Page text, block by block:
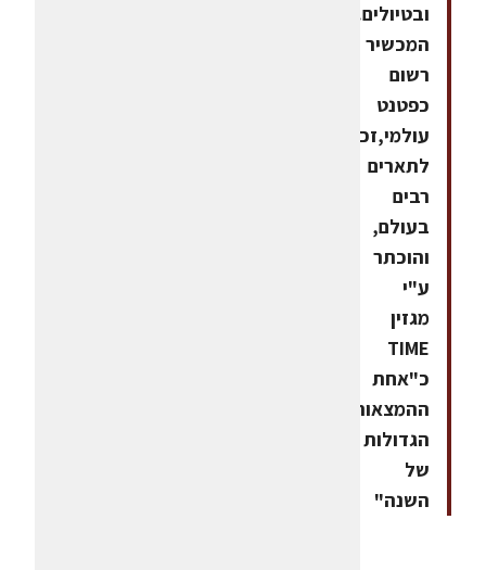
ובטיולים.
המכשיר
רשום
כפטנט
עולמי,זכה
לתארים
רבים
בעולם,
והוכתר
ע"י
מגזין
TIME
כ"אחת
ההמצאות
הגדולות
של
השנה"